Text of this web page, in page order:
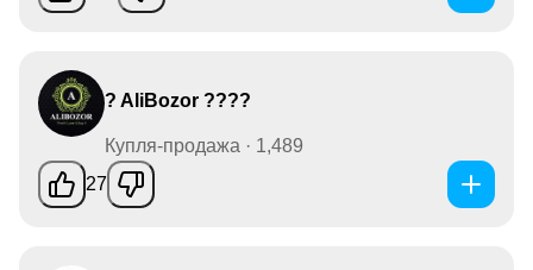
? AliBozor ????
Купля-продажа · 1,489
27